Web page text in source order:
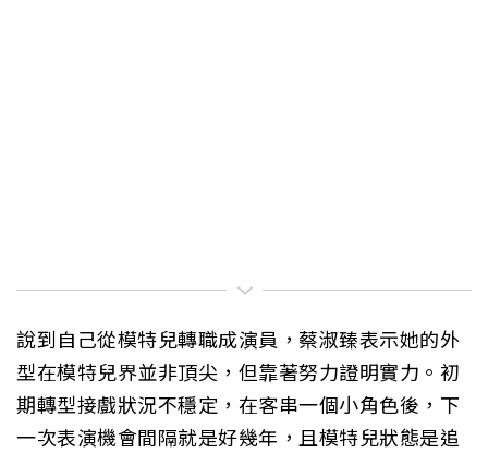
說到自己從模特兒轉職成演員，蔡淑臻表示她的外
型在模特兒界並非頂尖，但靠著努力證明實力。初
期轉型接戲狀況不穩定，在客串一個小角色後，下
一次表演機會間隔就是好幾年，且模特兒狀態是追